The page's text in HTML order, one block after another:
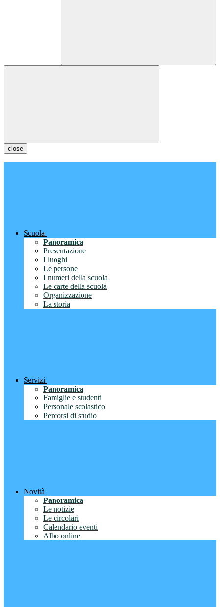
close
Scuola
Panoramica
Presentazione
I luoghi
Le persone
I numeri della scuola
Le carte della scuola
Organizzazione
La storia
Servizi
Panoramica
Famiglie e studenti
Personale scolastico
Percorsi di studio
Novità
Panoramica
Le notizie
Le circolari
Calendario eventi
Albo online